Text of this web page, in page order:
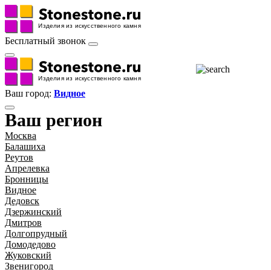
Бесплатный звонок
Ваш город: Видное
Ваш регион
Москва
Балашиха
Реутов
Апрелевка
Бронницы
Видное
Дедовск
Дзержинский
Дмитров
Долгопрудный
Домодедово
Жуковский
Звенигород